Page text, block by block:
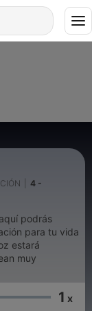
4 -
podrás
para tu vida
estará
muy
1 x